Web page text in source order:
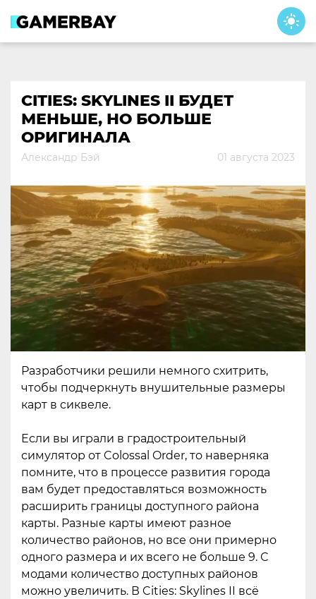
content
CITIES: SKYLINES II БУДЕТ
МЕНЬШЕ, НО БОЛЬШЕ
ОРИГИНАЛА
Александр Бэй 01 августа 2023
Разработчики решили немного схитрить,
чтобы подчеркнуть внушительные размеры
карт в сиквеле.
Если вы играли в градостроительный
симулятор от Colossal Order, то наверняка
помните, что в процессе развития города
вам будет предоставляться возможность
расширить границы доступного района
карты. Разные карты имеют разное
количество районов, но все они примерно
одного размера и их всего не больше 9. С
модами количество доступных районов
можно увеличить. В Cities: Skylines II всё